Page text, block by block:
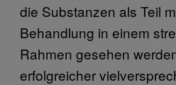
die Substanzen als Teil
Behandlung in einem
Rahmen gesehen
erfolgreicher